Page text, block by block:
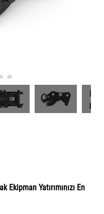
Yatırımınızı En